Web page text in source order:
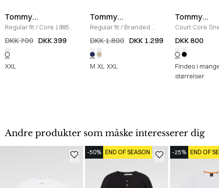
Tommy
Hilfiger
Regular fit/ Core 1985
Polo
HVID
DKK 700 DKK 399
XXL
Tommy
Hilfiger
Regular fit/ Branded
Blouson Jakke/ NAVY
DKK 1.800 DKK 1.299
M XL XXL
Tommy
Hilfiger
Court Core
WHITE
DKK 800
Findes i
størrelser
Andre produkter som måske interesserer dig
-50% END OF SEASON -25% END OF